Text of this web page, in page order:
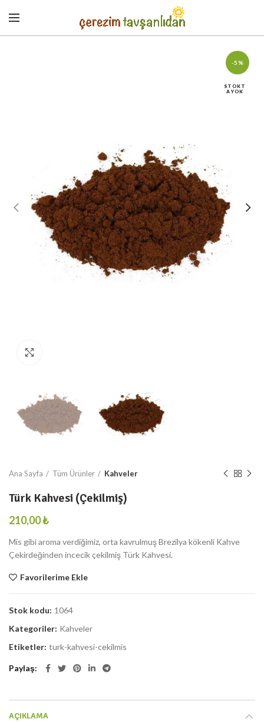
-5%
STOKT
A YOK
Ana Sayfa Tüm Ürünler Kahveler
Türk Kahvesi (Çekilmiş)
₺
Mis gibi aroma verdiğimiz, orta kavrulmuş Brezilya kökenli Kahve
Çekirdeğinden incecik çekilmiş Türk Kahvesi.
Favorilerime Ekle
Stok kodu: 1064
Kategoriler: Kahveler
Etiketler: turk-kahvesi-cekilmis
Paylaş
AÇIKLAMA